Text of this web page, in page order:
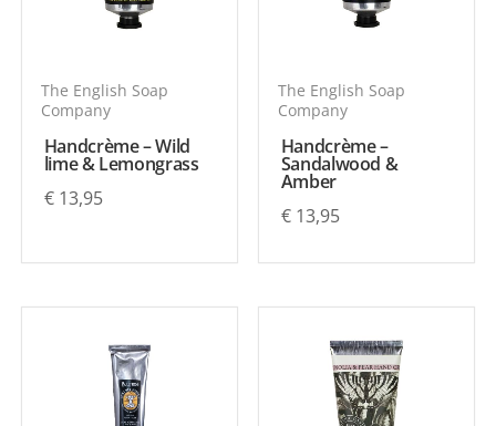
The English Soap
Company
Handcrème – Wild
lime & Lemongrass
€13,95
The English Soap
Company
Handcrème –
Sandalwood &
Amber
€13,95